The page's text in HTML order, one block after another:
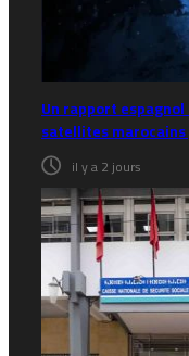
Un rapport
satellites
il y a 2 jours